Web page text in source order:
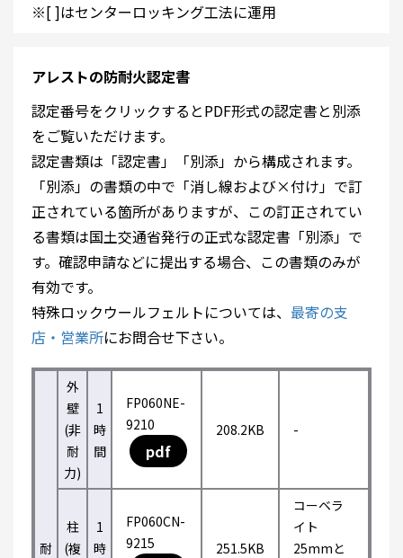
※[ ]はセンターロッキング工法に運用
アレストの防耐火認定書
認定番号をクリックするとPDF形式の認定書と別添
をご覧いただけます。
認定書類は「認定書」「別添」から構成されます。
「別添」の書類の中で「消し線および×付け」で訂
正されている箇所がありますが、この訂正されてい
る書類は国土交通省発行の正式な認定書「別添」で
す。確認申請などに提出する場合、この書類のみが
有効です。
特殊ロックウールフェルトについては、 最寄の支
店・営業所にお問合せ下さい。
耐
外
壁
(非
耐
力)
1
時
間
FP060NE-
9210
pdf
208.2KB -
柱
(複
1
時
FP060CN-
9215
251.5KB
コーベラ
イト
25mmと